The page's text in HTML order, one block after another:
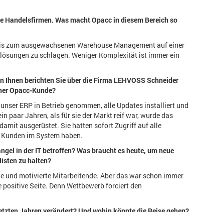
Was macht Opacc in diesem Bereich so
zum ausgewachsenen Warehouse Management auf einer
zu schlagen. Weniger Komplexität ist immer ein
Ihnen berichten Sie über die Firma LEHVOSS Schneider
Opacc-Kunde?
ERP in Betrieb genommen, alle Updates installiert und
paar Jahren, als für sie der Markt reif war, wurde das
ausgerüstet. Sie hatten sofort Zugriff auf alle
im System haben.
in der IT betroffen? Was braucht es heute, um neue
zu halten?
und motivierte Mitarbeitende. Aber das war schon immer
Seite. Denn Wettbewerb forciert den